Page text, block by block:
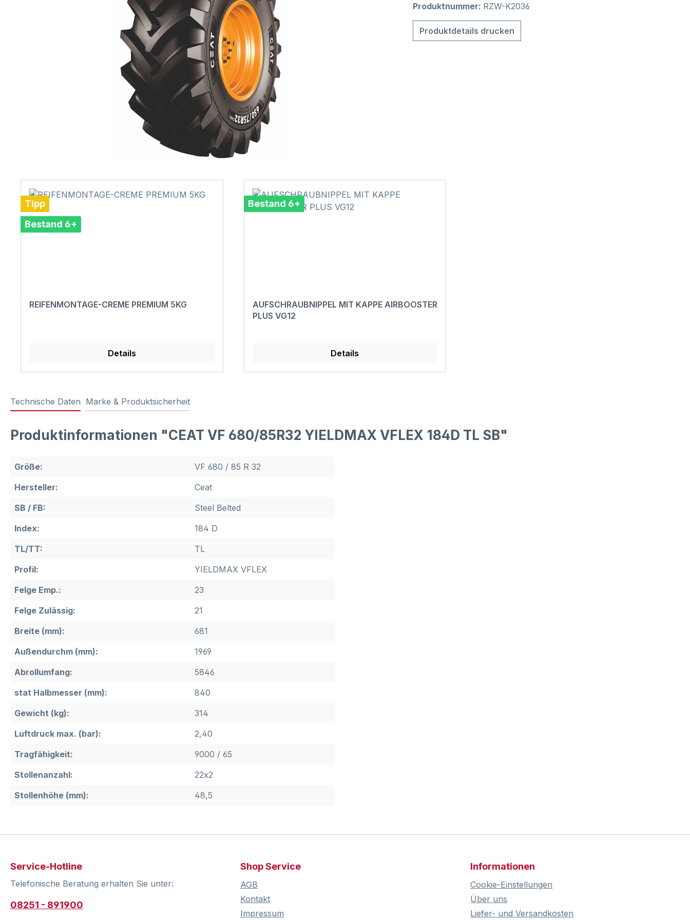
Produktnummer: RZW-K2036
Produktdetails drucken
Tipp
Bestand 6+
REIFENMONTAGE-CREME PREMIUM 5KG
Details
Bestand 6+
AUFSCHRAUBNIPPEL MIT KAPPE AIRBOOSTER
PLUS VG12
Details
Technische Daten Marke & Produktsicherheit
Produktinformationen "CEAT VF 680/85R32 YIELDMAX VFLEX 184D TL SB"
Größe:
VF 680 / 85 R 32
Hersteller:
Ceat
SB / FB:
Steel Belted
Index:
184 D
TL/TT:
TL
Profil:
YIELDMAX VFLEX
Felge Emp.:
23
Felge Zulässig:
21
Breite (mm):
681
Außendurchm (mm):
1969
Abrollumfang:
5846
stat Halbmesser (mm):
840
Gewicht (kg):
314
Luftdruck max. (bar):
2,40
Tragfähigkeit:
9000 / 65
Stollenanzahl:
22x2
Stollenhöhe (mm):
48,5
Service-Hotline
Telefonische Beratung erhalten Sie unter:
08251 - 891900
Shop Service
AGB
Kontakt
Impressum
Informationen
Cookie-Einstellungen
Über uns
Liefer- und Versandkosten